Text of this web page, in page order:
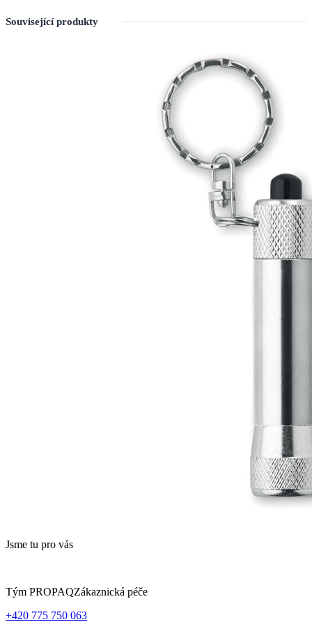
Související produkty
Jsme tu pro vás
Tým PROPAQZákaznická péče
+420 775 750 063